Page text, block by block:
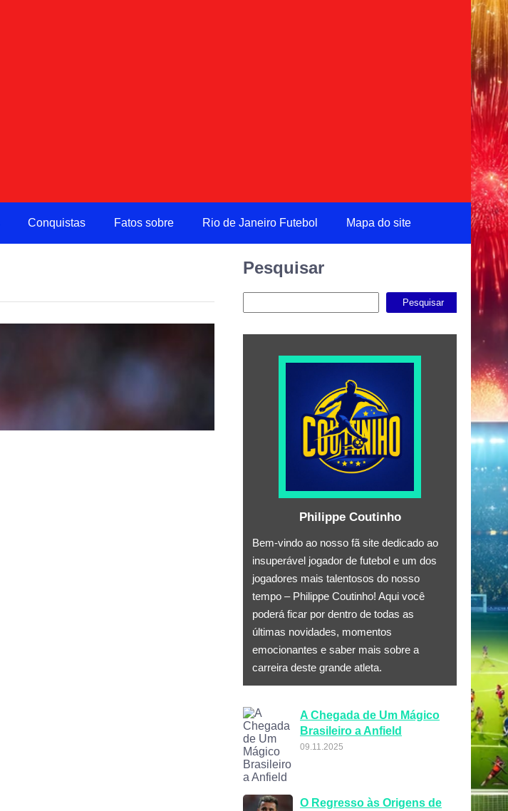
Conquistas Fatos sobre Rio de Janeiro Futebol Mapa do site
Pesquisar
Pesquisar
Philippe Coutinho
Bem-vindo ao nosso fã site dedicado ao
insuperável jogador de futebol e um dos
jogadores mais talentosos do nosso
tempo – Philippe Coutinho! Aqui você
poderá ficar por dentro de todas as
últimas novidades, momentos
emocionantes e saber mais sobre a
carreira deste grande atleta.
A Chegada de Um Mágico
Brasileiro a Anfield
09.11.2025
O Regresso às Origens de